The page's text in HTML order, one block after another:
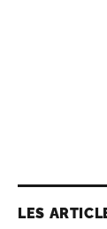
LES